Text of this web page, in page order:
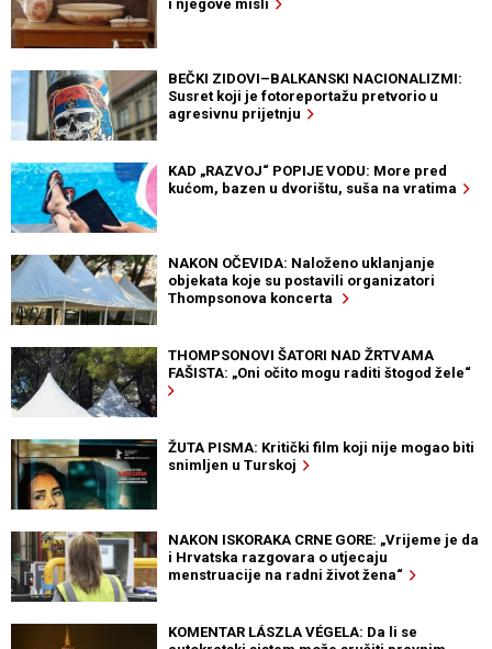
i njegove misli
BEČKI ZIDOVI–BALKANSKI NACIONALIZMI:
Susret koji je fotoreportažu pretvorio u
agresivnu prijetnju
KAD „RAZVOJ“ POPIJE VODU: More pred
kućom, bazen u dvorištu, suša na vratima
NAKON OČEVIDA: Naloženo uklanjanje
objekata koje su postavili organizatori
Thompsonova koncerta
THOMPSONOVI ŠATORI NAD ŽRTVAMA
FAŠISTA: „Oni očito mogu raditi štogod žele“
ŽUTA PISMA: Kritički film koji nije mogao biti
snimljen u Turskoj
NAKON ISKORAKA CRNE GORE: „Vrijeme je da
i Hrvatska razgovara o utjecaju
menstruacije na radni život žena“
KOMENTAR LÁSZLA VÉGELA: Da li se